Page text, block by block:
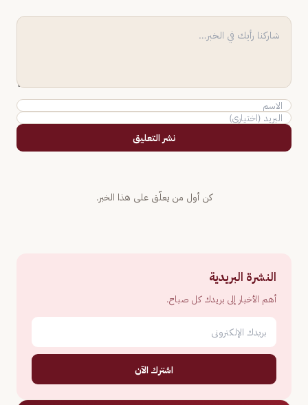
نشر التعليق
كن أول من يعلّق على هذا الخبر.
النشرة البريدية
أهم الأخبار إلى بريدك كل صباح.
اشترك الآن